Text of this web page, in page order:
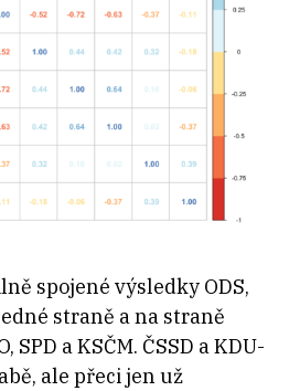
spojené výsledky ODS,
straně a na straně
a KSČM. ČSSD a KDU-
ale přeci jen už